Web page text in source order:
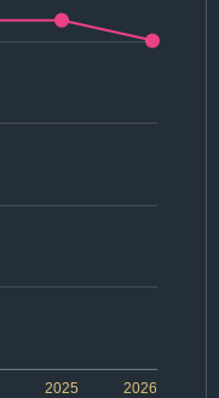
2026
2025